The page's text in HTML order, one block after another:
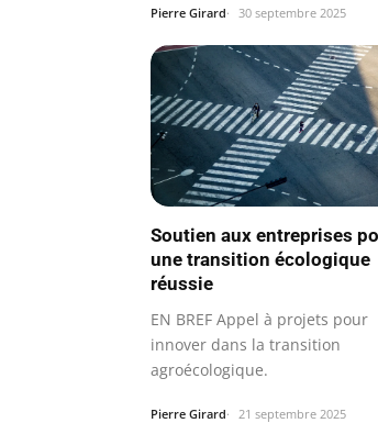
Pierre Girard 30 septembre 2025
Soutien aux entreprises
une transition écologique
réussie
EN BREF Appel à projets pour
innover dans la transition
agroécologique.
Pierre Girard 21 septembre 2025